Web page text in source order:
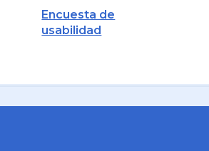
Encuesta de
usabilidad